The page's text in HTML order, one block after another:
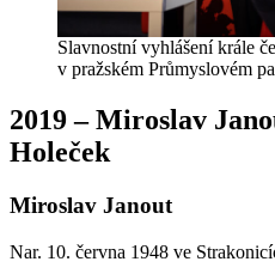
Slavnostní vyhlášení krále
v pražském Průmyslovém
2019 – Miroslav
Holeček
Miroslav Janout
Nar. 10. června 1948 ve